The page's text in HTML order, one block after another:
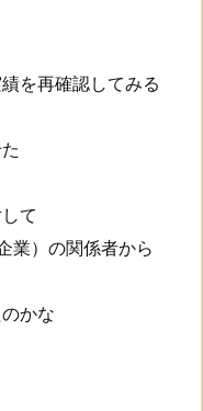
を再確認してみる
て
業）の関係者から
かな